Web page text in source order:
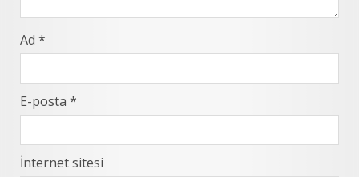
Ad *
E-posta *
İnternet sitesi